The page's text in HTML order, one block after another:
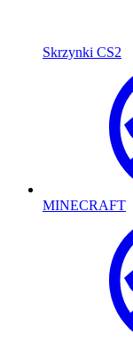
Skrzynki CS2
MINECRAFT